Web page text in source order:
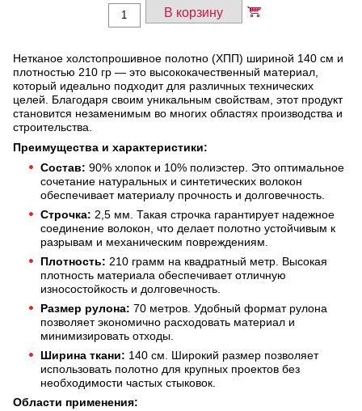
В корзину
Нетканое холстопрошивное полотно (ХПП) шириной 140 см и
плотностью 210 гр — это высококачественный материал,
который идеально подходит для различных технических
целей. Благодаря своим уникальным свойствам, этот продукт
становится незаменимым во многих областях производства и
строительства.
Преимущества и характеристики:
Состав: 90% хлопок и 10% полиэстер. Это оптимальное
сочетание натуральных и синтетических волокон
обеспечивает материалу прочность и долговечность.
Строчка: 2,5 мм. Такая строчка гарантирует надежное
соединение волокон, что делает полотно устойчивым к
разрывам и механическим повреждениям.
Плотность: 210 грамм на квадратный метр. Высокая
плотность материала обеспечивает отличную
износостойкость и долговечность.
Размер рулона: 70 метров. Удобный формат рулона
позволяет экономично расходовать материал и
минимизировать отходы.
Ширина ткани: 140 см. Широкий размер позволяет
использовать полотно для крупных проектов без
необходимости частых стыковок.
Области применения: